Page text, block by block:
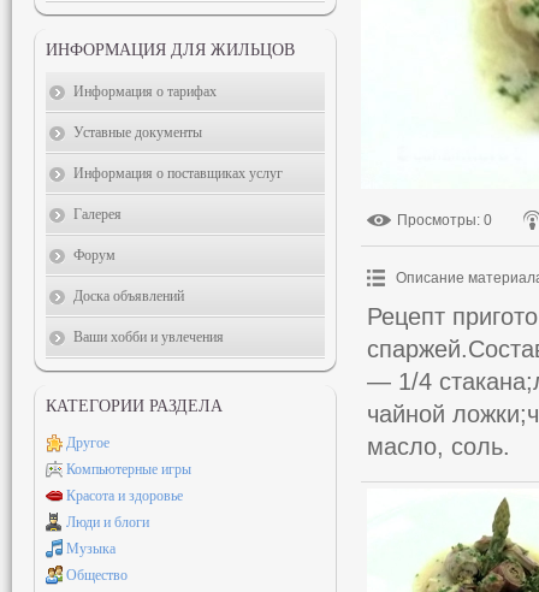
Просмотры: 0
Описание
Рецепт
— 1/4
чайной
масло, соль.
ИНФОРМАЦИЯ ДЛЯ ЖИЛЬЦОВ
Информация о тарифах
Уставные документы
Информация о поставщиках услуг
Галерея
Форум
Доска объявлений
Ваши хобби и увлечения
КАТЕГОРИИ РАЗДЕЛА
Другое
Компьютерные игры
Красота и здоровье
Люди и блоги
Музыка
Общество